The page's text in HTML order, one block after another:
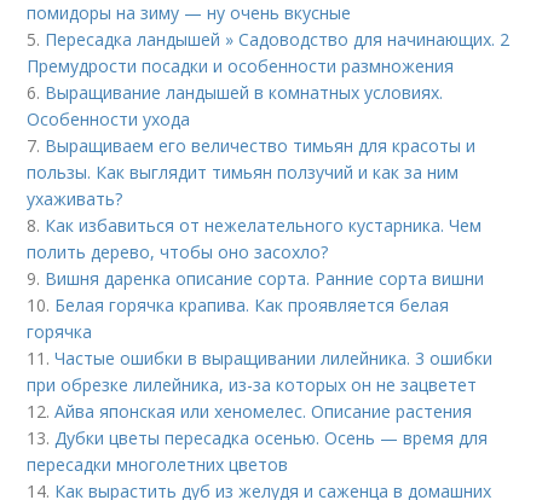
помидоры на зиму — ну очень вкусные
5. Пересадка ландышей » Садоводство для начинающих. 2
Премудрости посадки и особенности размножения
6. Выращивание ландышей в комнатных условиях.
Особенности ухода
7. Выращиваем его величество тимьян для красоты и
пользы. Как выглядит тимьян ползучий и как за ним
ухаживать?
8. Как избавиться от нежелательного кустарника. Чем
полить дерево, чтобы оно засохло?
9. Вишня даренка описание сорта. Ранние сорта вишни
10. Белая горячка крапива. Как проявляется белая
горячка
11.Частые ошибки в выращивании лилейника. 3 ошибки
при обрезке лилейника, из-за которых он не зацветет
12.Айва японская или хеномелес. Описание растения
13.Дубки цветы пересадка осенью. Осень — время для
пересадки многолетних цветов
14. Как вырастить дуб из желудя и саженца в домашних